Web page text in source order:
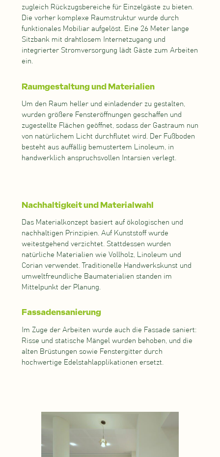
zugleich Rückzugsbereiche für Einzelgäste zu bieten.
Die vorher komplexe Raumstruktur wurde durch
funktionales Mobiliar aufgelöst. Eine 26 Meter lange
Sitzbank mit drahtlosem Internetzugang und
integrierter Stromversorgung lädt Gäste zum Arbeiten
ein.
Raumgestaltung und Materialien
Um den Raum heller und einladender zu gestalten,
wurden größere Fensteröffnungen geschaffen und
zugestellte Flächen geöffnet, sodass der Gastraum nun
von natürlichem Licht durchflutet wird. Der Fußboden
besteht aus auffällig bemustertem Linoleum, in
handwerklich anspruchsvollen Intarsien verlegt.
Nachhaltigkeit und Materialwahl
Das Materialkonzept basiert auf ökologischen und
nachhaltigen Prinzipien. Auf Kunststoff wurde
weitestgehend verzichtet. Stattdessen wurden
natürliche Materialien wie Vollholz, Linoleum und
Corian verwendet. Traditionelle Handwerkskunst und
umweltfreundliche Baumaterialien standen im
Mittelpunkt der Planung.
Fassadensanierung
Im Zuge der Arbeiten wurde auch die Fassade saniert:
Risse und statische Mängel wurden behoben, und die
alten Brüstungen sowie Fenstergitter durch
hochwertige Edelstahlapplikationen ersetzt.